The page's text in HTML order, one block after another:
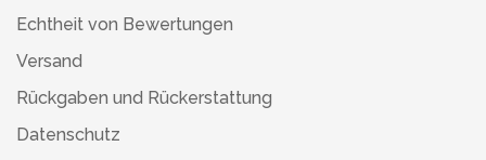
Echtheit von Bewertungen
Versand
Rückgaben und Rückerstattung
Datenschutz